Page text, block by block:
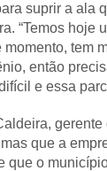
suprir a ala
“Temos hoje
momento, tem
então
e essa
que a
que o